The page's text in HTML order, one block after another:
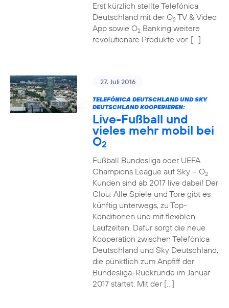
Erst kürzlich stellte Telefónica
Deutschland mit der O2TV & Video
App sowie O2Banking weitere
revolutionäre Produkte vor. […]
27. Juli 2016
TELEFÓNICA DEUTSCHLAND UND SKY
DEUTSCHLAND KOOPERIEREN:
Live-Fußball und
vieles mehr mobil bei
O2
Fußball Bundesliga oder UEFA
Champions League auf Sky – O2
Kunden sind ab 2017 live dabei! Der
Clou: Alle Spiele und Tore gibt es
künftig unterwegs, zu Top-
Konditionen und mit flexiblen
Laufzeiten. Dafür sorgt die neue
Kooperation zwischen Telefónica
Deutschland und Sky Deutschland,
die pünktlich zum Anpfiff der
Bundesliga-Rückrunde im Januar
2017 startet. Mit der […]